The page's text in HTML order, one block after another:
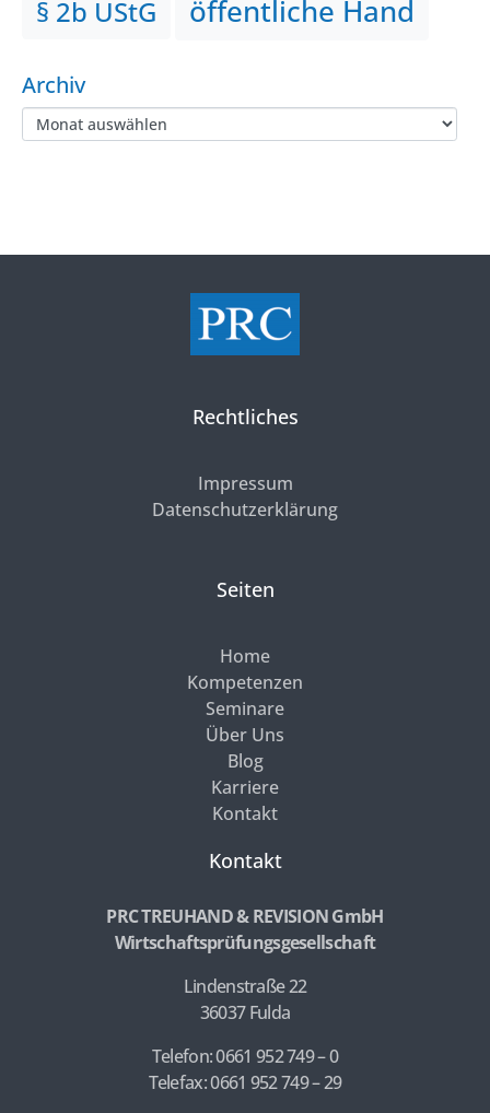
§ 2b UStG öffentliche Hand
Archiv
Rechtliches
Impressum
Datenschutzerklärung
Seiten
Home
Kompetenzen
Seminare
Über Uns
Blog
Karriere
Kontakt
Kontakt
PRC TREUHAND & REVISION GmbH
Wirtschaftsprüfungsgesellschaft
Lindenstraße 22
36037 Fulda
Telefon: 0661 952 749 – 0
Telefax: 0661 952 749 – 29